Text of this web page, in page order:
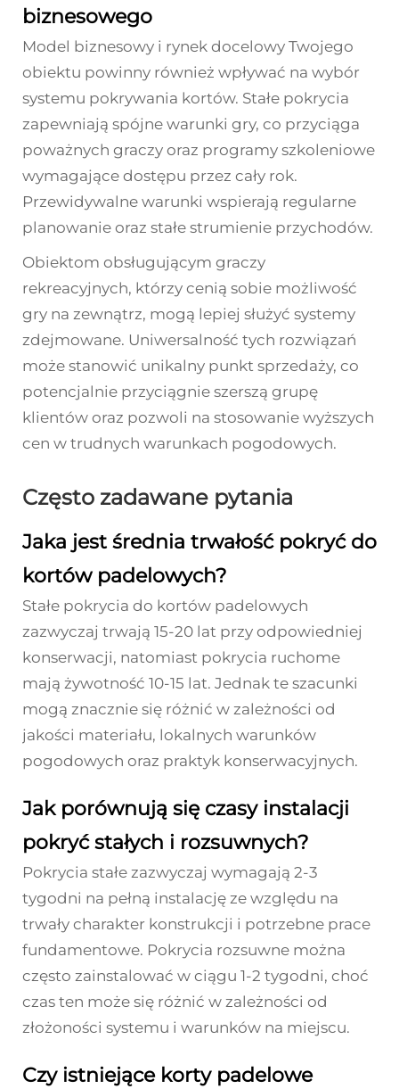
biznesowego
Model biznesowy i rynek docelowy Twojego
obiektu powinny również wpływać na wybór
systemu pokrywania kortów. Stałe pokrycia
zapewniają spójne warunki gry, co przyciąga
poważnych graczy oraz programy szkoleniowe
wymagające dostępu przez cały rok.
Przewidywalne warunki wspierają regularne
planowanie oraz stałe strumienie przychodów.
Obiektom obsługującym graczy
rekreacyjnych, którzy cenią sobie możliwość
gry na zewnątrz, mogą lepiej służyć systemy
zdejmowane. Uniwersalność tych rozwiązań
może stanowić unikalny punkt sprzedaży, co
potencjalnie przyciągnie szerszą grupę
klientów oraz pozwoli na stosowanie wyższych
cen w trudnych warunkach pogodowych.
Często zadawane pytania
Jaka jest średnia trwałość pokryć do
kortów padelowych?
Stałe pokrycia do kortów padelowych
zazwyczaj trwają 15-20 lat przy odpowiedniej
konserwacji, natomiast pokrycia ruchome
mają żywotność 10-15 lat. Jednak te szacunki
mogą znacznie się różnić w zależności od
jakości materiału, lokalnych warunków
pogodowych oraz praktyk konserwacyjnych.
Jak porównują się czasy instalacji
pokryć stałych i rozsuwnych?
Pokrycia stałe zazwyczaj wymagają 2-3
tygodni na pełną instalację ze względu na
trwały charakter konstrukcji i potrzebne prace
fundamentowe. Pokrycia rozsuwne można
często zainstalować w ciągu 1-2 tygodni, choć
czas ten może się różnić w zależności od
złożoności systemu i warunków na miejscu.
Czy istniejące korty padelowe